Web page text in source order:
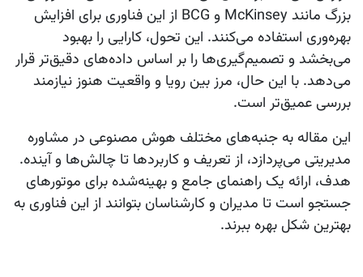
بزرگ مانند McKinsey و BCG از این فناوری برای افزایش
بهره‌وری استفاده می‌کنند. این تحول، کارایی را بهبود
می‌بخشد و تصمیم‌گیری‌ها را بر اساس داده‌های دقیق‌تر قرار
می‌دهد. با این حال، مرز بین رویا و واقعیت هنوز نیازمند
بررسی عمیق‌تر است.
این مقاله به جنبه‌های مختلف هوش مصنوعی در مشاوره
مدیریتی می‌پردازد، از تعریف و کاربردها تا چالش‌ها و آینده.
هدف، ارائه یک راهنمای جامع و بهینه‌شده برای موتورهای
جستجو است تا مدیران و کارشناسان بتوانند از این فناوری به
بهترین شکل بهره ببرند.